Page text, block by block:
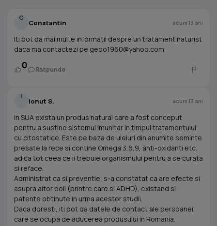
C
Constantin acum 13 ani
Iti pot da mai multe informatii despre un tratament naturist
daca ma contactezi pe geoo1960@yahoo.com
0 Raspunde
I
Ionut S. acum 13 ani
In SUA exista un produs natural care a fost conceput
pentru a sustine sistemul imunitar in timpul tratamentului
cu citostatice. Este pe baza de uleiuri din anumite seminte
presate la rece si contine Omega 3,6,9, anti-oxidanti etc.
adica tot ceea ce ii trebuie organismului pentru a se curata
si reface.
Administrat ca si preventie, s-a constatat ca are efecte si
asupra altor boli (printre care si ADHD), existand si
patente obtinute in urma acestor studii.
Daca doresti, iti pot da datele de contact ale persoanei
care se ocupa de aducerea produsului in Romania.